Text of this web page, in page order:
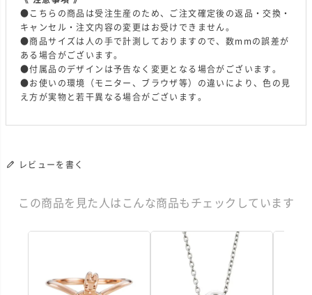
●こちらの商品は受注生産のため、ご注文確定後の返品・交換・
キャンセル・注文内容の変更はお受けできません。
●商品サイズは人の手で計測しておりますので、数mmの誤差が
ある場合がございます。
●付属品のデザインは予告なく変更となる場合がございます。
●お使いの環境（モニター、ブラウザ等）の違いにより、色の見
え方が実物と若干異なる場合がございます。
レビューを書く
この商品を見た人はこんな商品もチェックしています